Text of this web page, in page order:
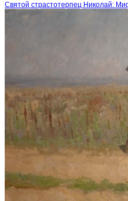
Святой страстотерпец Николай: